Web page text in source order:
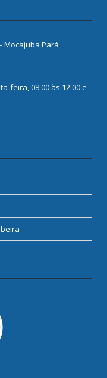
Mocajuba Pará
feira, 08:00 às 12:00 e